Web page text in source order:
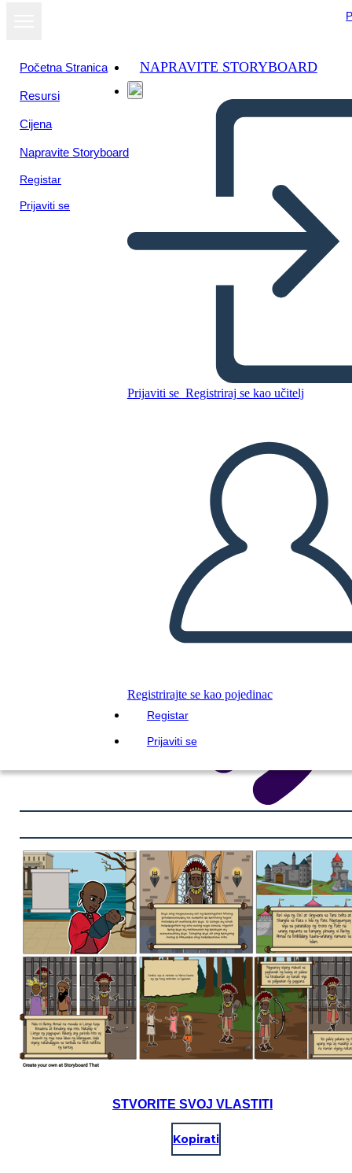
Početna Stranica
Resursi
Cijena
Napravite Storyboard
Registar
Prijaviti se
NAPRAVITE STORYBOARD
Prijaviti se Registriraj se kao učitelj
Registrirajte se kao pojedinac
Registar
Prijaviti se
Kopirajte ovaj Storyboard
REPRODUCIRAJ DIJAPROJEKCIJU
ČITAJ MI
Prikaži kao
dijaprojekciju
STVORITE SVOJ VLASTITI
Kopirati